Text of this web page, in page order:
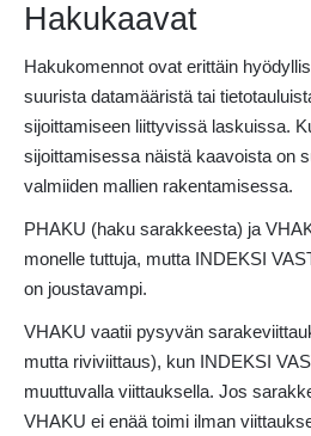
Hakukaavat
Hakukomennot ovat erittäin
suurista datamääristä tai
sijoittamiseen liittyvissä laskuissa.
sijoittamisessa näistä kaavoista on
valmiiden mallien rakentamisessa.
PHAKU (haku sarakkeesta) ja
monelle tuttuja, mutta INDEKSI
on joustavampi.
VHAKU vaatii pysyvän
mutta riviviittaus), kun INDEKSI
muuttuvalla viittauksella. Jos
VHAKU ei enää toimi ilman